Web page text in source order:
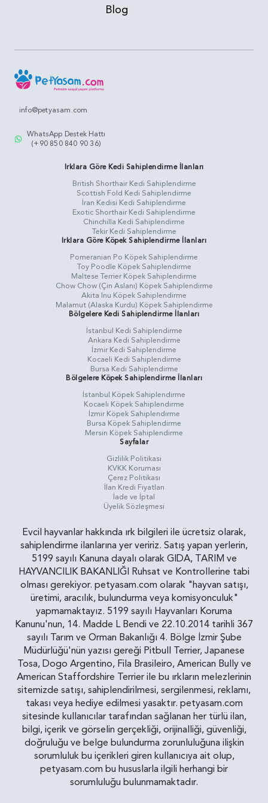
Blog
info@petyasam.com
WhatsApp Destek Hattı
(+90 850 840 90 36)
Irklara Göre Kedi Sahiplendirme İlanları
British Shorthair Kedi Sahiplendirme
Scottish Fold Kedi Sahiplendirme
İran Kedisi Kedi Sahiplendirme
Exotic Shorthair Kedi Sahiplendirme
Chinchilla Kedi Sahiplendirme
Tekir Kedi Sahiplendirme
Irklara Göre Köpek Sahiplendirme İlanları
Pomeranian Po Köpek Sahiplendirme
Toy Poodle Köpek Sahiplendirme
Maltese Terrier Köpek Sahiplendirme
Chow Chow (Çin Aslanı) Köpek Sahiplendirme
Akita Inu Köpek Sahiplendirme
Malamut (Alaska Kurdu) Köpek Sahiplendirme
Bölgelere Kedi Sahiplendirme İlanları
İstanbul Kedi Sahiplendirme
Ankara Kedi Sahiplendirme
İzmir Kedi Sahiplendirme
Kocaeli Kedi Sahiplendirme
Bursa Kedi Sahiplendirme
Bölgelere Köpek Sahiplendirme İlanları
İstanbul Köpek Sahiplendirme
Kocaeli Köpek Sahiplendirme
İzmir Köpek Sahiplendirme
Bursa Köpek Sahiplendirme
Mersin Köpek Sahiplendirme
Sayfalar
Gizlilik Politikasi
KVKK Koruması
Çerez Politikası
İlan Kredi Fiyatları
İade ve İptal
Üyelik Sözleşmesi
Evcil hayvanlar hakkında ırk bilgileri ile ücretsiz olarak,
sahiplendirme ilanlarına yer veririz. Satış yapan yerlerin,
5199 sayılı Kanuna dayalı olarak GIDA, TARIM ve
HAYVANCILIK BAKANLIĞI Ruhsat ve Kontrollerine tabi
olması gerekiyor. petyasam.com olarak "hayvan satışı,
üretimi, aracılık, bulundurma veya komisyonculuk"
yapmamaktayız. 5199 sayılı Hayvanları Koruma
Kanunu'nun, 14. Madde L Bendi ve 22.10.2014 tarihli 367
sayılı Tarım ve Orman Bakanlığı 4. Bölge İzmir Şube
Müdürlüğü'nün yazısı gereği Pitbull Terrier, Japanese
Tosa, Dogo Argentino, Fila Brasileiro, American Bully ve
American Staffordshire Terrier ile bu ırkların melezlerinin
sitemizde satışı, sahiplendirilmesi, sergilenmesi, reklamı,
takası veya hediye edilmesi yasaktır. petyasam.com
sitesinde kullanıcılar tarafından sağlanan her türlü ilan,
bilgi, içerik ve görselin gerçekliği, orijinalliği, güvenliği,
doğruluğu ve belge bulundurma zorunluluğuna ilişkin
sorumluluk bu içerikleri giren kullanıcıya ait olup,
petyasam.com bu hususlarla ilgili herhangi bir
sorumluluğu bulunmamaktadır.